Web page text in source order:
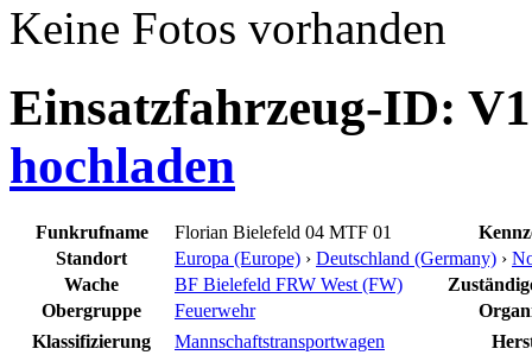
Keine Fotos vorhanden
Einsatzfahrzeug-ID:
hochladen
Funkrufname Florian Bielefeld 04 MTF 01
Standort
Europa (Europe) › Deutschland (Germany) ›
Wache
BF Bielefeld FRW West (FW)
Obergruppe
Feuerwehr
Klassifizierung
Mannschaftstransportwagen